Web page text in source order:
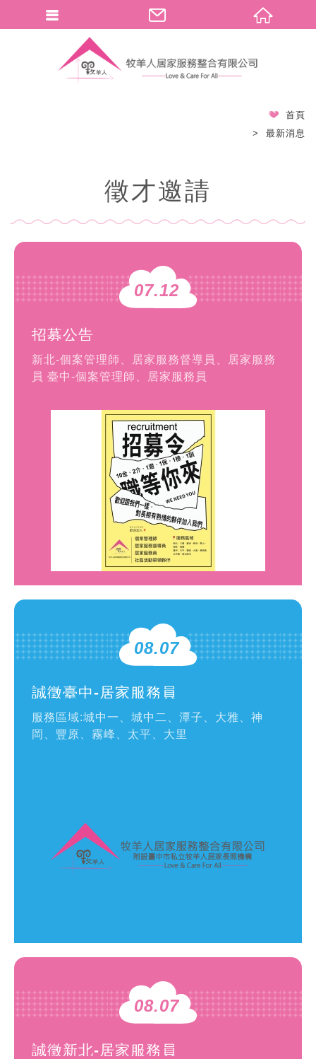
首頁
最新消息
徵才邀請
07.12
招募公告
新北-個案管理師、居家服務督導員、居家服務
員 臺中-個案管理師、居家服務員
08.07
誠徵臺中-居家服務員
服務區域:城中一、城中二、潭子、大雅、神
岡、豐原、霧峰、太平、大里
08.07
誠徵新北-居家服務員